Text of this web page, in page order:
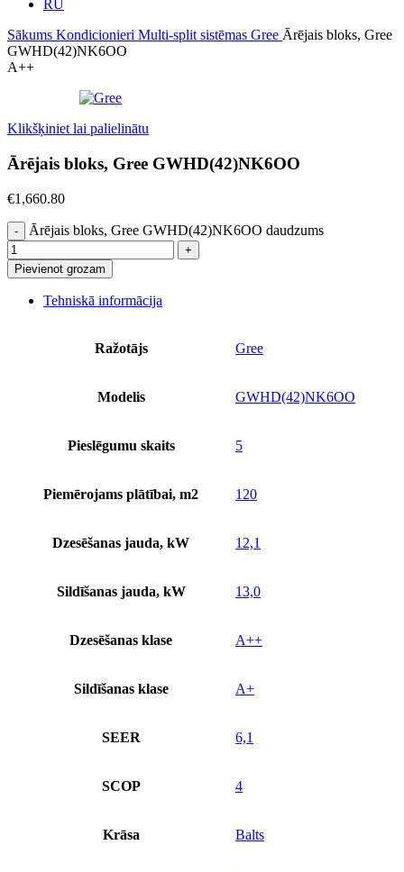
RU
Sākums Kondicionieri Multi-split sistēmas Gree Ārējais bloks, Gree
GWHD(42)NK6OO
A++
Klikšķiniet lai palielinātu
Ārējais bloks, Gree GWHD(42)NK6OO
€1,660.80
Ārējais bloks, Gree GWHD(42)NK6OO daudzums
Pievienot grozam
Tehniskā informācija
Ražotājs Gree
Modelis GWHD(42)NK6OO
Pieslēgumu skaits 5
Piemērojams plātībai, m2 120
Dzesēšanas jauda, kW 12,1
Sildīšanas jauda, kW 13,0
Dzesēšanas klase A++
Sildīšanas klase A+
SEER 6,1
SCOP 4
Krāsa Balts